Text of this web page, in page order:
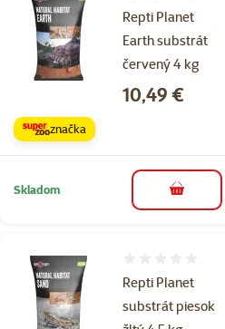
Repti Planet
Earth substrát
červený 4 kg
Cena
10,49 €
značka
Skladom do košíka
Repti Planet
substrát piesok